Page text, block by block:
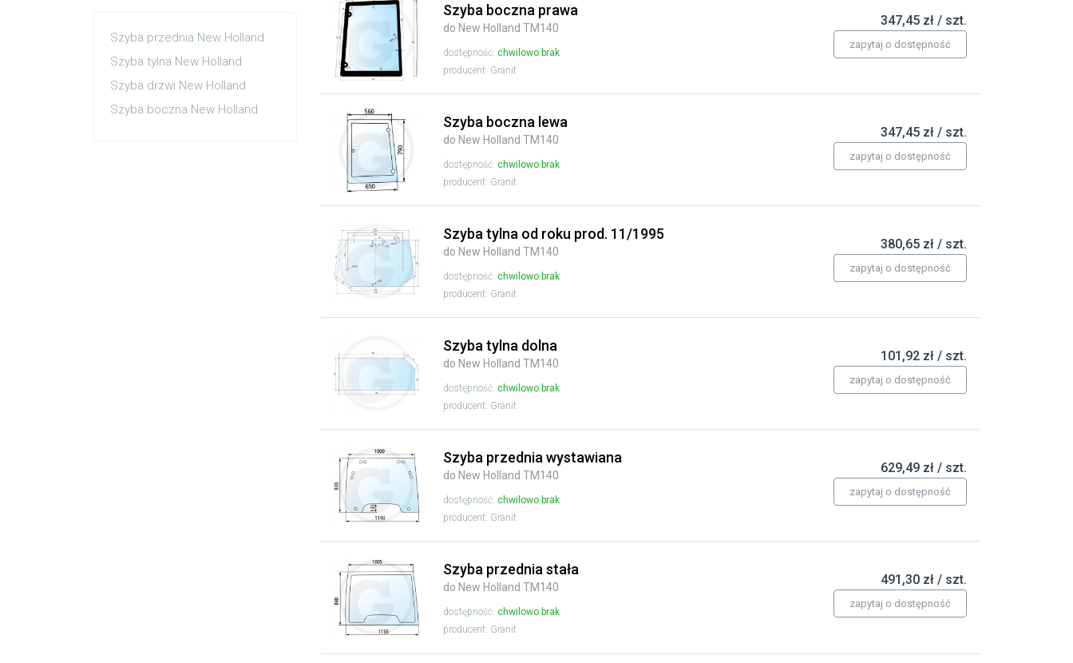
Szyba przednia New Holland
Szyba tylna New Holland
Szyba drzwi New Holland
Szyba boczna New Holland
Szyba boczna prawa
do New Holland TM140
dostępność:chwilowo brak
producent: Granit
347,45 zł / szt.
zapytaj o dostępność
Szyba boczna lewa
do New Holland TM140
dostępność:chwilowo brak
producent: Granit
347,45 zł / szt.
zapytaj o dostępność
Szyba tylna od roku prod. 11/1995
do New Holland TM140
dostępność:chwilowo brak
producent: Granit
380,65 zł / szt.
zapytaj o dostępność
Szyba tylna dolna
do New Holland TM140
dostępność:chwilowo brak
producent: Granit
101,92 zł / szt.
zapytaj o dostępność
Szyba przednia wystawiana
do New Holland TM140
dostępność:chwilowo brak
producent: Granit
629,49 zł / szt.
zapytaj o dostępność
Szyba przednia stała
do New Holland TM140
dostępność:chwilowo brak
producent: Granit
491,30 zł / szt.
zapytaj o dostępność